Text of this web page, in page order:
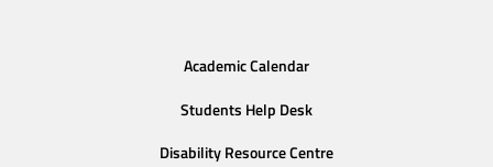
Academic Calendar
Students Help Desk
Disability Resource Centre